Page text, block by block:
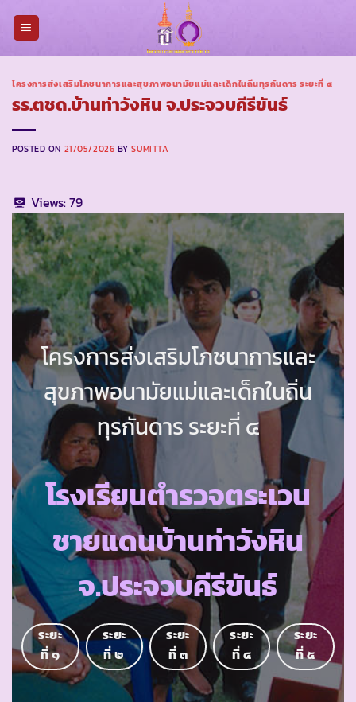
โครงการส่งเสริมโภชนาการและสุขภาพอนามัยแม่และเด็กในถิ่นทุรกันดาร ระยะที่ ๔
รร.ตชด.บ้านท่าวังหิน จ.ประจวบคีรีขันธ์
POSTED ON 21/05/2026 BYSUMITTA
Views:79
โครงการส่งเสริมโภชนาการและ
สุขภาพอนามัยแม่และเด็กในถิ่น
ทุรกันดาร ระยะที่ ๔
โรงเรียนตำรวจตระเวน
ชายแดนบ้านท่าวังหิน
จ.ประจวบคีรีขันธ์
ระยะ
ที่ ๑
ระยะ
ที่ ๒
ระยะ
ที่ ๓
ระยะ
ที่ ๔
ระยะ
ที่ ๕